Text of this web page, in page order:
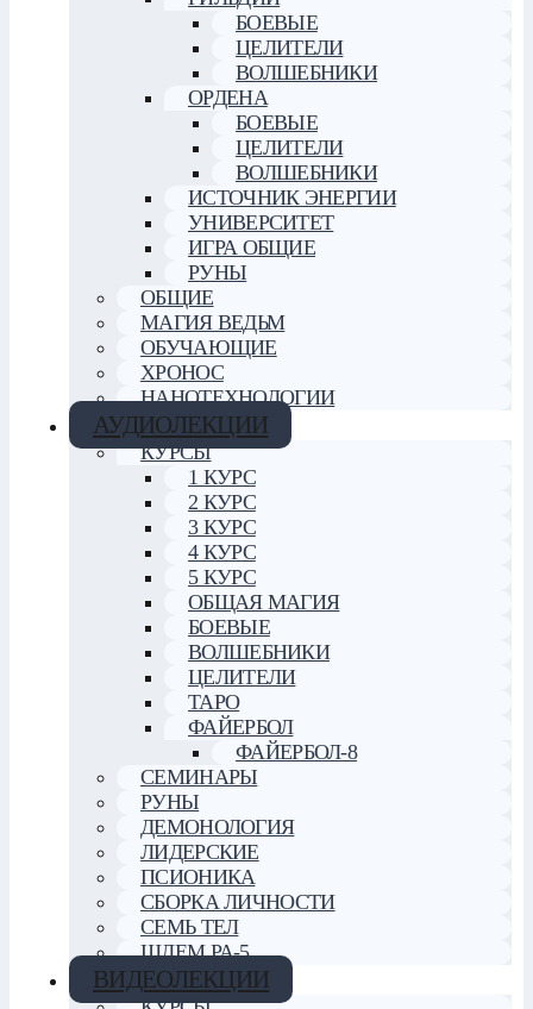
БОЕВЫЕ
ЦЕЛИТЕЛИ
ВОЛШЕБНИКИ
ОРДЕНА
БОЕВЫЕ
ЦЕЛИТЕЛИ
ВОЛШЕБНИКИ
ИСТОЧНИК ЭНЕРГИИ
УНИВЕРСИТЕТ
ИГРА ОБЩИЕ
РУНЫ
ОБЩИЕ
МАГИЯ ВЕДЬМ
ОБУЧАЮЩИЕ
ХРОНОС
НАНОТЕХНОЛОГИИ
АУДИОЛЕКЦИИ
КУРСЫ
1 КУРС
2 КУРС
3 КУРС
4 КУРС
5 КУРС
ОБЩАЯ МАГИЯ
БОЕВЫЕ
ВОЛШЕБНИКИ
ЦЕЛИТЕЛИ
ТАРО
ФАЙЕРБОЛ
ФАЙЕРБОЛ-8
СЕМИНАРЫ
РУНЫ
ДЕМОНОЛОГИЯ
ЛИДЕРСКИЕ
ПСИОНИКА
СБОРКА ЛИЧНОСТИ
СЕМЬ ТЕЛ
ШЛЕМ РА-5
ВИДЕОЛЕКЦИИ